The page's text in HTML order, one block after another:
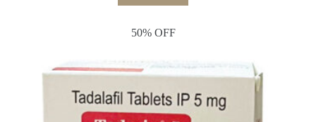
50% OFF